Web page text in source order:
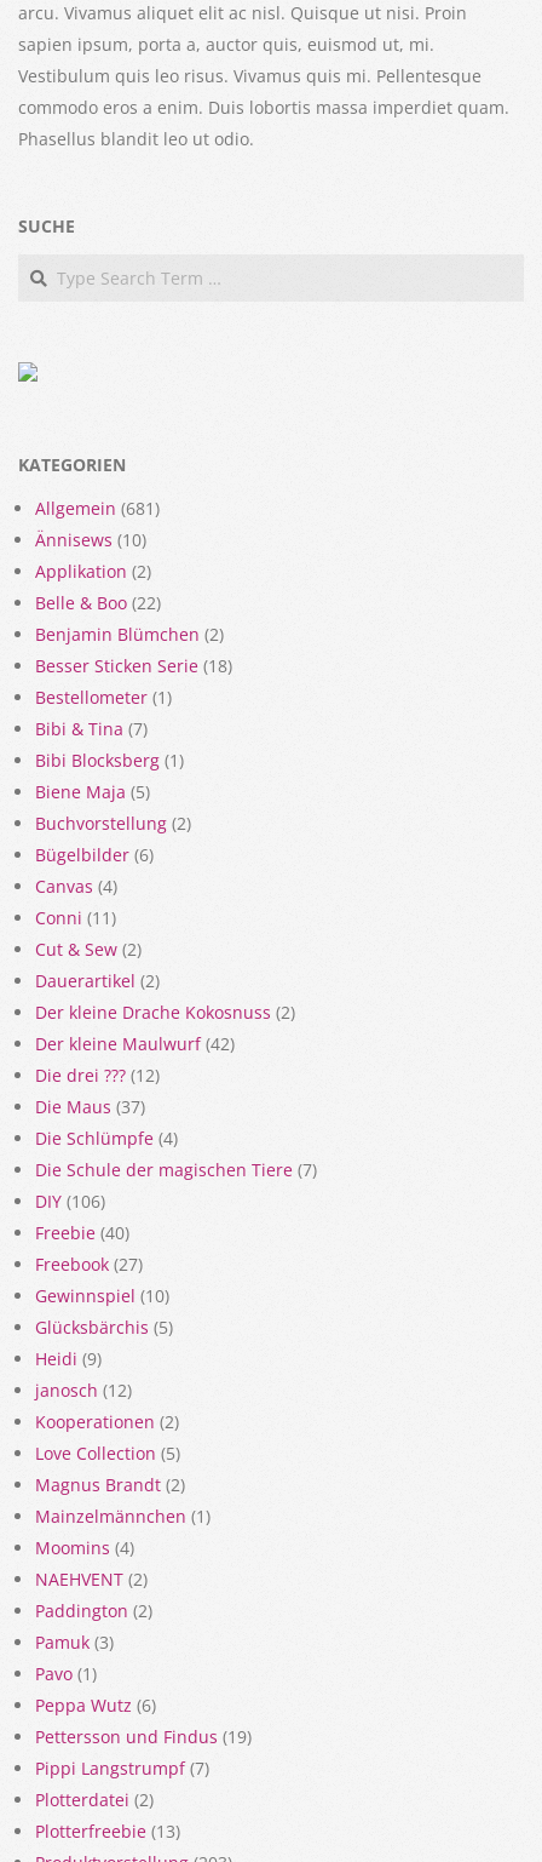
arcu. Vivamus aliquet elit ac nisl. Quisque ut nisi. Proin
sapien ipsum, porta a, auctor quis, euismod ut, mi.
Vestibulum quis leo risus. Vivamus quis mi. Pellentesque
commodo eros a enim. Duis lobortis massa imperdiet quam.
Phasellus blandit leo ut odio.
SUCHE
Search
KATEGORIEN
Allgemein (681)
Ännisews (10)
Applikation (2)
Belle & Boo (22)
Benjamin Blümchen (2)
Besser Sticken Serie (18)
Bestellometer (1)
Bibi & Tina (7)
Bibi Blocksberg (1)
Biene Maja (5)
Buchvorstellung (2)
Bügelbilder (6)
Canvas (4)
Conni (11)
Cut & Sew (2)
Dauerartikel (2)
Der kleine Drache Kokosnuss (2)
Der kleine Maulwurf(42)
Die drei ??? (12)
Die Maus (37)
Die Schlümpfe (4)
Die Schule der magischen Tiere (7)
DIY (106)
Freebie (40)
Freebook (27)
Gewinnspiel (10)
Glücksbärchis (5)
Heidi (9)
janosch (12)
Kooperationen (2)
Love Collection (5)
Magnus Brandt (2)
Mainzelmännchen (1)
Moomins (4)
NAEHVENT (2)
Paddington (2)
Pamuk (3)
Pavo (1)
Peppa Wutz (6)
Pettersson und Findus (19)
Pippi Langstrumpf(7)
Plotterdatei (2)
Plotterfreebie (13)